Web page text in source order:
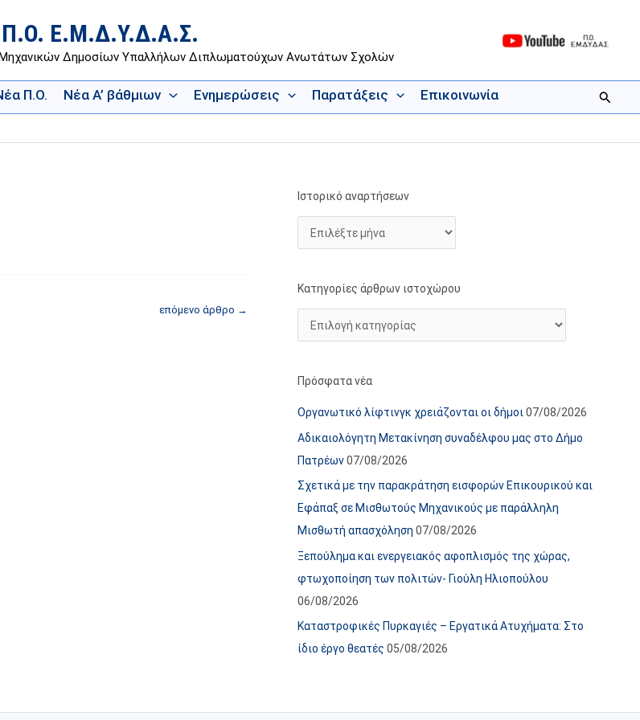
Π.Ο. Ε.Μ.Δ.Υ.Δ.Α.Σ.
Δημοσίων Υπαλλήλων Διπλωματούχων Ανωτάτων Σχολών
Π.Ο. Νέα Α’ βάθμιων Ενημερώσεις Παρατάξεις Επικοινωνία
επόμενο άρθρο →
Ιστορικό αναρτήσεων
Ι
σ
ρ
ι
α
ρ
τ
ή
σ
ε
ω
ν
Κατηγορίες άρθρων ιστοχώρου
Κ
α
γ
ο
ε
ρ
θ
ρ
ω
ν
ι
σ
τ
ο
χ
ο
Πρόσφατα νέα
Οργανωτικό λίφτινγκ χρειάζονται οι δήμοι07/08/2026
Αδικαιολόγητη Μετακίνηση συναδέλφου μας στο Δήμο
Πατρέων07/08/2026
Σχετικά με την παρακράτηση εισφορών Επικουρικού και
Εφάπαξ σε Μισθωτούς Μηχανικούς με παράλληλη
Μισθωτή απασχόληση 07/08/2026
Ξεπούλημα και ενεργειακός αφοπλισμός της χώρας,
φτωχοποίηση των πολιτών- Γιούλη Ηλιοπούλου
06/08/2026
Καταστροφικές Πυρκαγιές – Εργατικά Ατυχήματα: Στο
ίδιο έργο θεατές 05/08/2026